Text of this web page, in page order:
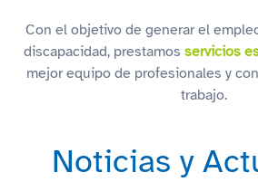
Con el objetivo de generar el
discapacidad, prestamos servicios
mejor equipo de profesionales y
trabajo.
Noticias y